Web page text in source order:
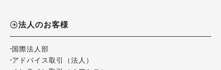
法人のお客様
国際法人部
アドバイス取引（法人）